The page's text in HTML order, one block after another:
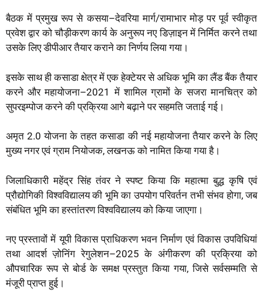
बैठक में प्रमुख रूप से कसया–देवरिया मार्ग/रामाभार मोड़ पर पूर्व स्वीकृत
प्रवेश द्वार को चौड़ीकरण कार्य के अनुरूप नए डिज़ाइन में निर्मित करने तथा
उसके लिए डीपीआर तैयार कराने का निर्णय लिया गया।
इसके साथ ही कसाडा क्षेत्र में एक हेक्टेयर से अधिक भूमि का लैंड बैंक तैयार
करने और महायोजना–2021 में शामिल ग्रामों के सजरा मानचित्र को
सुपरइम्पोज करने की प्रक्रिया आगे बढ़ाने पर सहमति जताई गई।
अमृत 2.0 योजना के तहत कसाडा की नई महायोजना तैयार करने के लिए
मुख्य नगर एवं ग्राम नियोजक, लखनऊ को नामित किया गया है।
जिलाधिकारी महेंद्र सिंह तंवर ने स्पष्ट किया कि महात्मा बुद्ध कृषि एवं
प्रौद्योगिकी विश्वविद्यालय की भूमि का उपयोग परिवर्तन तभी संभव होगा, जब
संबंधित भूमि का हस्तांतरण विश्वविद्यालय को किया जाएगा।
नए प्रस्तावों में यूपी विकास प्राधिकरण भवन निर्माण एवं विकास उपविधियां
तथा आदर्श ज़ोनिंग रेगुलेशन–2025 के अंगीकरण की प्रक्रिया को
औपचारिक रूप से बोर्ड के समक्ष प्रस्तुत किया गया, जिसे सर्वसम्मति से
मंजूरी प्राप्त हुई।